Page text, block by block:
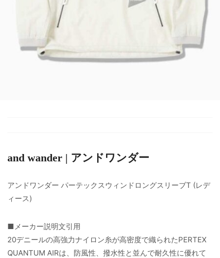
and wander | アンドワンダー
アンドワンダー パーテックスウィンドロングスリーブT (レデ
ィース)
■メーカー説明文引用
20デニールの高強力ナイロン糸が高密度で織られたPERTEX
QUANTUM AIRは、防風性、撥水性と並んで耐久性に優れて